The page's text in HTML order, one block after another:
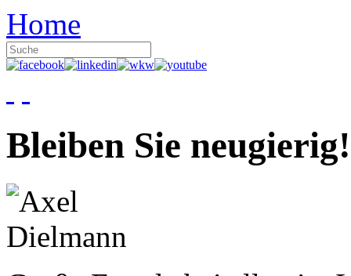
Home
Bleiben Sie neugierig!